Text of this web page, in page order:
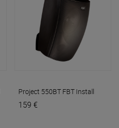
Project 550BT FBT Install
159 €